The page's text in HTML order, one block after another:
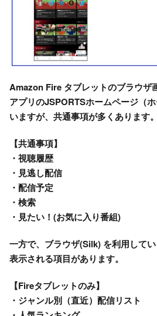
Amazon Fire タブレットのブラウザ
アプリのJSPORTSホームページ （
いますが、共通事項が多くあります。
【共通事項】
・視聴履歴
・見逃し配信
・配信予定
・ 検索
・見たい！(お気に入り番組)
一方で、ブラウザ(Silk) を利用して
表示される項目があります。
【Fireタブレットのみ】
・ジャンル別（直近）配信リスト